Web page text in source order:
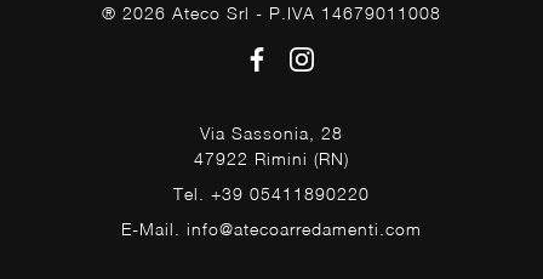
® 2026 Ateco Srl - P.IVA 14679011008
Via Sassonia, 28
47922 Rimini (RN)
Tel. +39 05411890220
E-Mail. info@atecoarredamenti.com